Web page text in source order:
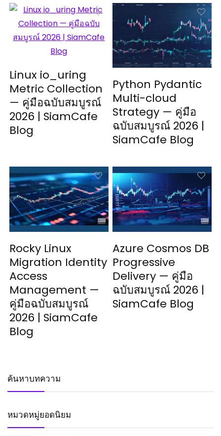
Linux io_uring
Metric Collection
— คู่มือฉบับสมบูรณ์
2026 | SiamCafe
Blog
Python Pydantic
Multi-cloud
Strategy — คู่มือ
ฉบับสมบูรณ์ 2026 |
SiamCafe Blog
Rocky Linux
Migration Identity
Access
Management —
คู่มือฉบับสมบูรณ์
2026 | SiamCafe
Blog
Azure Cosmos DB
Progressive
Delivery — คู่มือ
ฉบับสมบูรณ์ 2026 |
SiamCafe Blog
ค้นหาบทความ
หมวดหมู่ยอดนิยม